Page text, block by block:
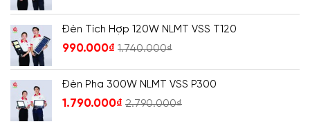
Đèn Tích Hợp 120W NLMT VSS T120
990.000₫ 1.740.000₫
Đèn Pha 300W NLMT VSS P300
1.790.000₫ 2.790.000₫